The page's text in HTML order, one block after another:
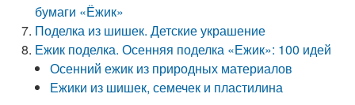
бумаги «Ёжик»
Поделка из шишек. Детские украшение
Ежик поделка. Осенняя поделка «Ежик»: 100 идей
Осенний ежик из природных материалов
Ежики из шишек, семечек и пластилина